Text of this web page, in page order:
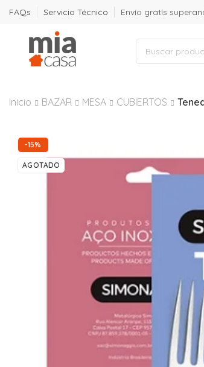
FAQs Servicio Técnico Envío gratís
Inicio BAZAR MESA CUBIERTOS
-15%
AGOTADO